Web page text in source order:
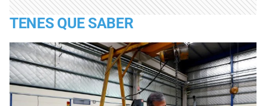
TENES QUE SABER